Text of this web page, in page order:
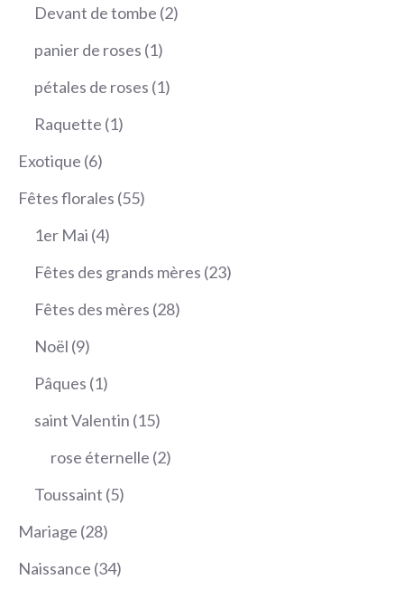
Devant de tombe 22
panier de roses 11
produit
pétales de roses 11
Raquette 11
Exotique 66
produits
Fêtes florales 5555
1er Mai 44
produits
Fêtes des grands mères 2323
Fêtes des mères 2828
Noël 99
produits
Pâques 11
produit
saint Valentin 1515
produits
rose éternelle 22
Toussaint 55
Mariage 2828
produits
Naissance 3434